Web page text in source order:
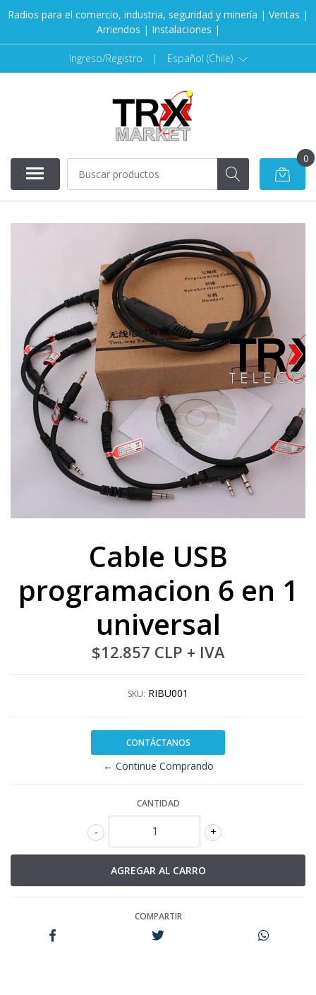
Radios para el comercio, industria, seguridad y minería | Ventas |
Arriendos | Instalaciones |
Ingreso/Registro | Español (Chile)
0
Cable USB
programacion 6 en 1
universal
$12.857 CLP + IVA
SKU: RIBU001
CONTÁCTANOS
← Continue Comprando
CANTIDAD
+
-
COMPARTIR